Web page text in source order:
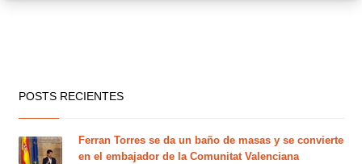
POSTS RECIENTES
Ferran Torres se da un baño de masas y se convierte
en el embajador de la Comunitat Valenciana